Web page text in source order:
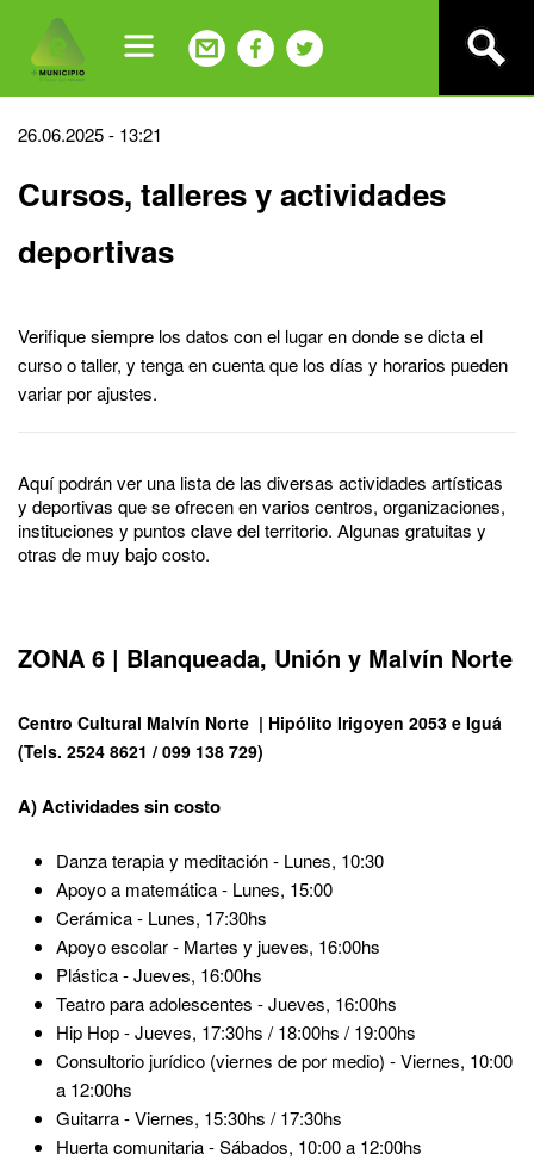
navigation
Back
top
26.06.2025 - 13:21
Cursos, talleres y actividades
deportivas
Verifique siempre los datos con el lugar en donde se dicta el
curso o taller, y tenga en cuenta que los días y horarios pueden
variar por ajustes.
Aquí podrán ver una lista de las diversas actividades artísticas
y deportivas que se ofrecen en varios centros, organizaciones,
instituciones y puntos clave del territorio. Algunas gratuitas y
otras de muy bajo costo.
ZONA 6 | Blanqueada, Unión y Malvín Norte
Centro Cultural Malvín Norte | Hipólito Irigoyen 2053 e Iguá
(Tels. 2524 8621 / 099 138 729)
A) Actividades sin costo
Danza terapia y meditación - Lunes, 10:30
Apoyo a matemática - Lunes, 15:00
Cerámica - Lunes, 17:30hs
Apoyo escolar - Martes y jueves, 16:00hs
Plástica - Jueves, 16:00hs
Teatro para adolescentes - Jueves, 16:00hs
Hip Hop - Jueves, 17:30hs / 18:00hs / 19:00hs
Consultorio jurídico (viernes de por medio) - Viernes, 10:00
a 12:00hs
Guitarra - Viernes, 15:30hs / 17:30hs
Huerta comunitaria - Sábados, 10:00 a 12:00hs